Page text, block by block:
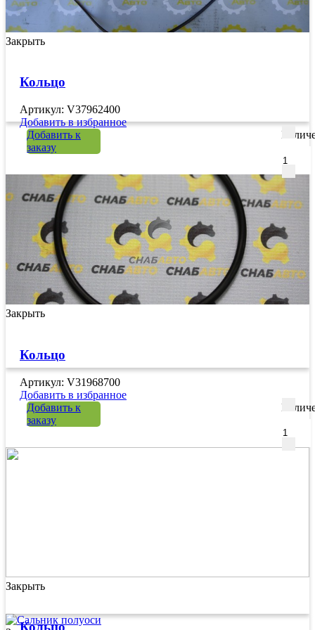
Закрыть
Кольцо
Артикул: V37962400
Добавить в избранное
Добавить к
заказу
Закрыть
Кольцо
Артикул: V31968700
Добавить в избранное
Добавить к
заказу
Закрыть